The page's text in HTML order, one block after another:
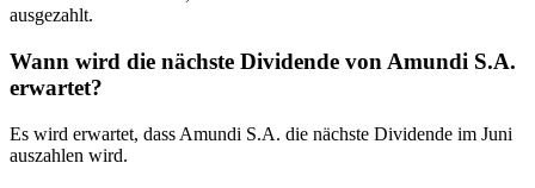
ausgezahlt.
Wann wird die nächste Dividende von Amundi S.A.
erwartet?
Es wird erwartet, dass Amundi S.A. die nächste Dividende im Juni
auszahlen wird.